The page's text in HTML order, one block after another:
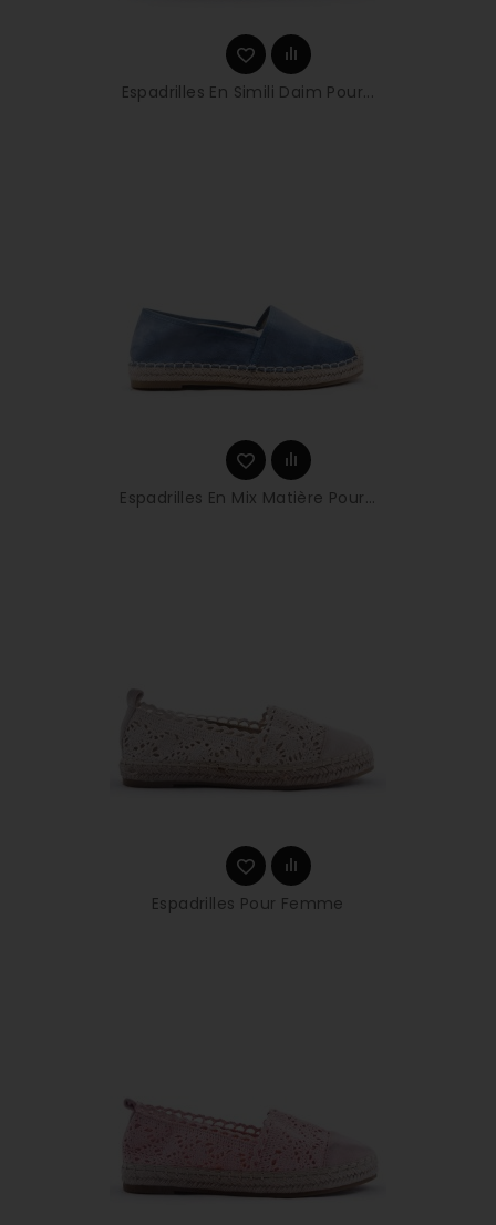
Espadrilles En Simili Daim Pour...
Espadrilles En Mix Matière Pour...
Espadrilles Pour Femme